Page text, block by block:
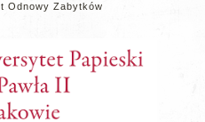
Odnowy Zabytków